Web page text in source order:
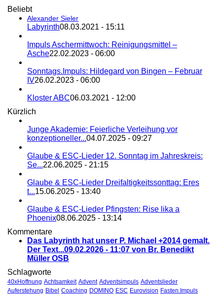
Beliebt
Alexander Sieler
Labyrinth08.03.2021 - 15:11
Impuls Aschermittwoch: Reinigungsmittel –
Asche22.02.2023 - 06:00
Sonntags.Impuls: Hildegard von Bingen – Februar
IV26.02.2023 - 06:00
Kloster ABC06.03.2021 - 12:00
Kürzlich
Junge Akademie: Feierliche Verleihung vor
konzeptioneller...04.07.2025 - 09:27
Glaube & ESC-Lieder 12. Sonntag im Jahreskreis:
Se...22.06.2025 - 21:15
Glaube & ESC-Lieder Dreifaltigkeitssonttag: Eres
t...15.06.2025 - 13:40
Glaube & ESC-Lieder Pfingsten: Rise lika a
Phoenix08.06.2025 - 13:14
Kommentare
Das Labyrinth hat unser P. Michael +2014 gemalt.
Der Text...09.02.2026 - 11:07 von Br. Benedikt
Müller OSB
Schlagworte
40xHoffnung Achtsamkeit Advent Adventsimpuls Adventslieder
Auferstehung Bibel Coaching DOMINO ESC Eurovision Fasten.Impuls